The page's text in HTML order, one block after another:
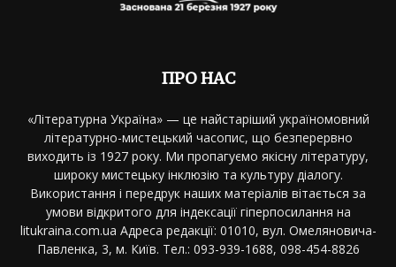
ПРО НАС
«Літературна Україна» — це найстаріший україномовний
літературно-мистецький часопис, що безперервно
виходить із 1927 року. Ми пропагуємо якісну літературу,
широку мистецьку інклюзію та культуру діалогу.
Використання і передрук наших матеріалів вітається за
умови відкритого для індексації гіперпосилання на
litukraina.com.ua Адреса редакції: 01010, вул. Омеляновича-
Павленка, 3, м. Київ. Тел.: 093-939-1688, 098-454-8826